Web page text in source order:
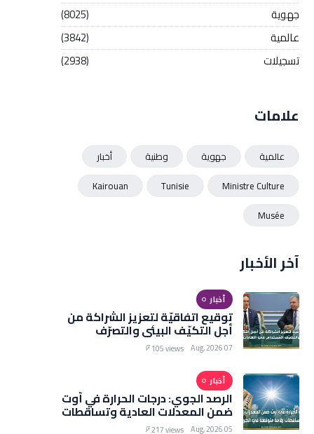
جهوية
(8025)
عالمية
(3842)
تسجيلات
(2938)
علامات
عالمية جهوية وطنية
أخبار
Ministre Culture
Tunisie
Kairouan
Musée
آخر الأخبار
أخبار
توقيع اتفاقيّة لتعزيز الشراكة من
أجل التكيّف البيئي والتصرّف
المُستدام في الغابات
07 Aug, 2026
105 views
أخبار
الرصد الجوي: درجات الحرارة في أوت
ضمن المعدلات العادية وتساقطات
هامة متوقعة في الخريف
05 Aug, 2026
217 views